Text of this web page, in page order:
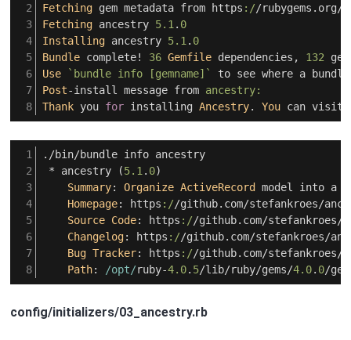
Fetching gem metadata from https ://rubygems . org/
Fetching ancestry 5.1 . 0
Installing ancestry 5.1 . 0
Bundle complete! 36 Gemfile dependencies , 132
Use
`bundle info [gemname]` to see where a
Post-install message from ancestry:
Thank you for installing Ancestry. You can visit
. /bin/bundle info ancestry
*
ancestry (5.1 . 0)
Summary: Organize ActiveRecord model into a
Homepage: https ://github. com/stefankroes/
Source Code: https ://github. com/stefankroes/
Changelog: https ://github. com/stefankroes/
Bug Tracker: https ://github. com/stefankroes/
Path: /opt/ruby-4.0. 5/lib/ruby/gems/4.0. 0/
config/initializers/03_ancestry.rb